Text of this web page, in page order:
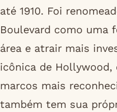
até 1910. Foi
Boulevard como uma
área e atrair mais
icônica de Hollywood,
marcos mais
também tem sua